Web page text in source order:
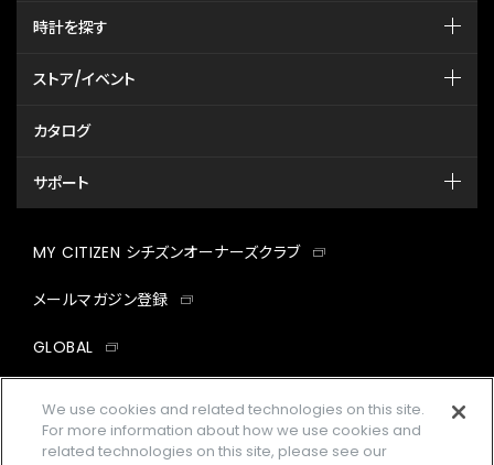
時計を探す
ストア/イベント
カタログ
サポート
MY CITIZEN シチズンオーナーズクラブ
メールマガジン登録
GLOBAL
facebookinstagramtwitter
We use cookies and related technologies on this site.
For more information about how we use cookies and
related technologies on this site, please see our